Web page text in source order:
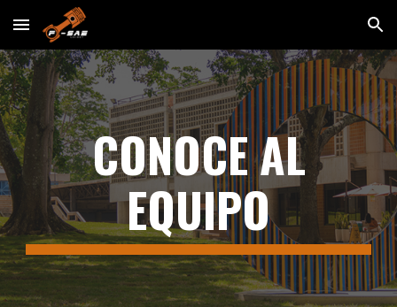
Skip to main content Skip to navigation
CONOCE AL
EQUIPO